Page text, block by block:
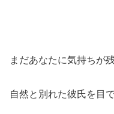
まだあなたに気持ちが
自然と別れた彼氏を目